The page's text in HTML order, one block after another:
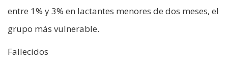
entre 1% y 3% en lactantes menores de dos meses, el
grupo más vulnerable.
Fallecidos